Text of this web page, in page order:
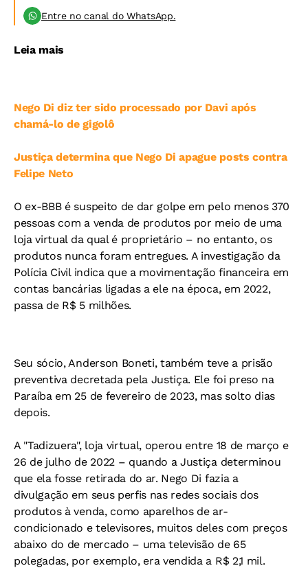
Entre no canal do WhatsApp.
Leia mais
Nego Di diz ter sido processado por Davi após
chamá-lo de gigolô
Justiça determina que Nego Di apague posts contra
Felipe Neto
O ex-BBB é suspeito de dar golpe em pelo menos 370
pessoas com a venda de produtos por meio de uma
loja virtual da qual é proprietário – no entanto, os
produtos nunca foram entregues. A investigação da
Polícia Civil indica que a movimentação financeira em
contas bancárias ligadas a ele na época, em 2022,
passa de R$ 5 milhões.
Seu sócio, Anderson Boneti, também teve a prisão
preventiva decretada pela Justiça. Ele foi preso na
Paraíba em 25 de fevereiro de 2023, mas solto dias
depois.
A "Tadizuera", loja virtual, operou entre 18 de março e
26 de julho de 2022 – quando a Justiça determinou
que ela fosse retirada do ar. Nego Di fazia a
divulgação em seus perfis nas redes sociais dos
produtos à venda, como aparelhos de ar-
condicionado e televisores, muitos deles com preços
abaixo do de mercado – uma televisão de 65
polegadas, por exemplo, era vendida a R$ 2,1 mil.